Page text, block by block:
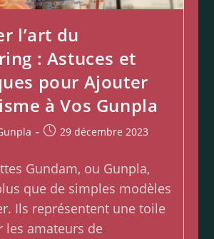
l’art du
: Astuces et
pour Ajouter
à Vos Gunpla
29 décembre 2023
Gundam, ou Gunpla,
que de simples modèles
Ils représentent une toile
les amateurs de